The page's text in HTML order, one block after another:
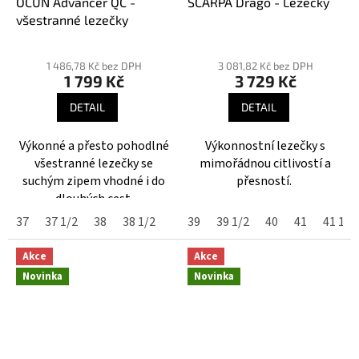
všestranné lezečky
hodnocení
produktu
5
hvězdiček.
1 486,78 Kč bez DPH
1 799 Kč
DETAIL
Výkonné a přesto pohodlné
všestranné lezečky se
suchým zipem vhodné i do
dlouhých cest.
37
37 1/2 38 38 1/2 41 41 1/2 42
3 081,82 Kč bez DPH
3 729 Kč
DETAIL
Výkonnostní lezečky s
mimořádnou citlivostí a
přesností.
39 39 1/2 40 41 41 1/2
Akce
Novinka
Akce
Novinka